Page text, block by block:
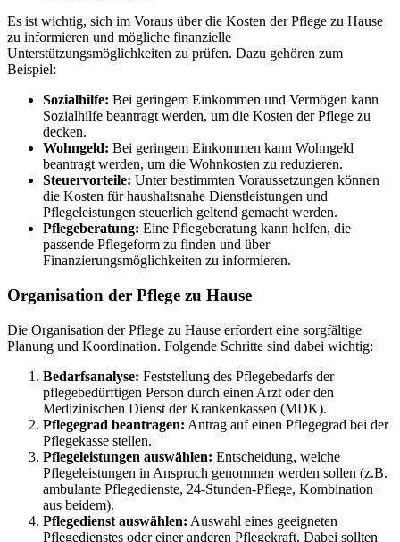
Es ist wichtig, sich im Voraus über die Kosten der Pflege zu Hause
zu informieren und mögliche finanzielle
Unterstützungsmöglichkeiten zu prüfen. Dazu gehören zum
Beispiel:
Sozialhilfe: Bei geringem Einkommen und Vermögen kann
Sozialhilfe beantragt werden, um die Kosten der Pflege zu
decken.
Wohngeld: Bei geringem Einkommen kann Wohngeld
beantragt werden, um die Wohnkosten zu reduzieren.
Steuervorteile: Unter bestimmten Voraussetzungen können
die Kosten für haushaltsnahe Dienstleistungen und
Pflegeleistungen steuerlich geltend gemacht werden.
Pflegeberatung: Eine Pflegeberatung kann helfen, die
passende Pflegeform zu finden und über
Finanzierungsmöglichkeiten zu informieren.
Organisation der Pflege zu Hause
Die Organisation der Pflege zu Hause erfordert eine sorgfältige
Planung und Koordination. Folgende Schritte sind dabei wichtig:
Bedarfsanalyse: Feststellung des Pflegebedarfs der
pflegebedürftigen Person durch einen Arzt oder den
Medizinischen Dienst der Krankenkassen (MDK).
Pflegegrad beantragen: Antrag auf einen Pflegegrad bei der
Pflegekasse stellen.
Pflegeleistungen auswählen: Entscheidung, welche
Pflegeleistungen in Anspruch genommen werden sollen (z.B.
ambulante Pflegedienste, 24-Stunden-Pflege, Kombination
aus beidem).
Pflegedienst auswählen: Auswahl eines geeigneten
Pflegedienstes oder einer anderen Pflegekraft. Dabei sollten